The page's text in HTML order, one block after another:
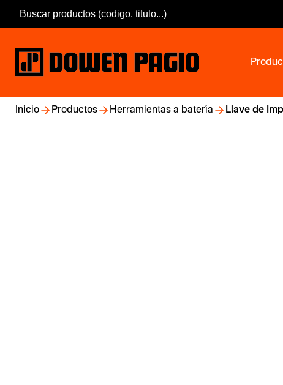
Inicio Productos Herramientas a batería Llave de